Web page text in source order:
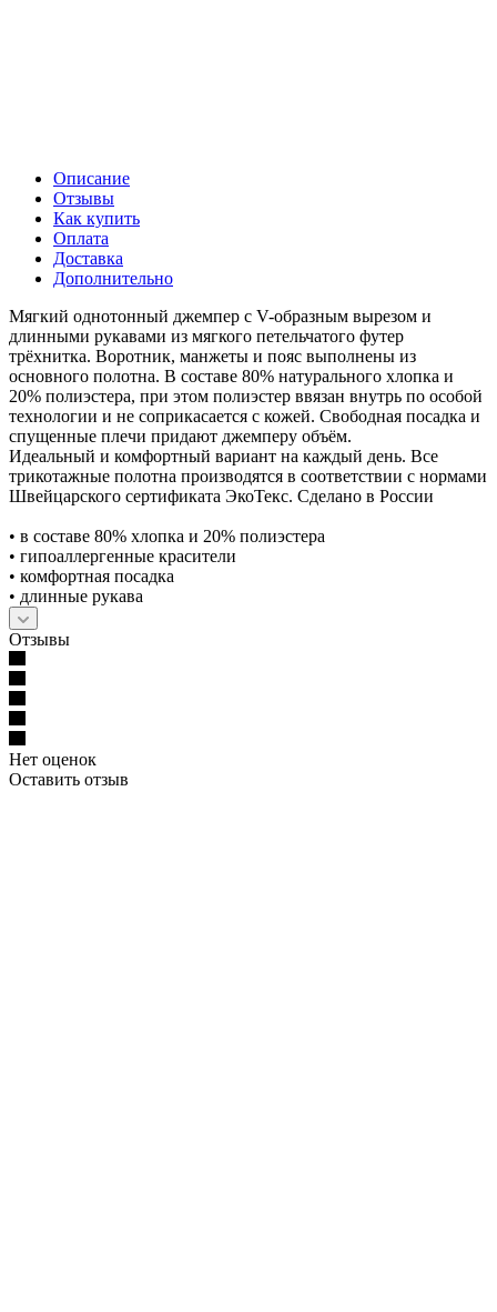
Описание
Отзывы
Как купить
Оплата
Доставка
Дополнительно
Мягкий однотонный джемпер с V-образным вырезом и
длинными рукавами из мягкого петельчатого футер
трёхнитка. Воротник, манжеты и пояс выполнены из
основного полотна. В составе 80% натурального хлопка и
20% полиэстера, при этом полиэстер ввязан внутрь по особой
технологии и не соприкасается с кожей. Свободная посадка и
спущенные плечи придают джемперу объём.
Идеальный и комфортный вариант на каждый день. Все
трикотажные полотна производятся в соответствии с нормами
Швейцарского сертификата ЭкоТекс. Сделано в России
• в составе 80% хлопка и 20% полиэстера
• гипоаллергенные красители
• комфортная посадка
• длинные рукава
Отзывы
Нет оценок
Оставить отзыв